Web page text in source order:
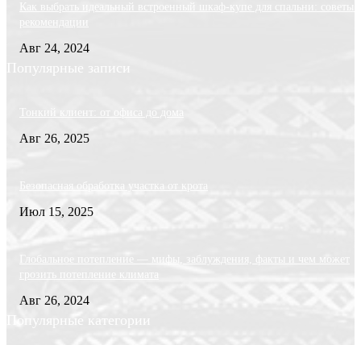
Как выбрать идеальный встроенный шкаф-купе для спальни: советы
рекомендации
Авг 24, 2024
Популярные записи
Тонкий клиент: от офиса до дома
Авг 26, 2025
Безопасная обработка участка от крота
Июл 15, 2025
Глобальное потепление — мифы, заблуждения, факты и чем может
грозить потепление климата
Авг 26, 2024
Популярные категории